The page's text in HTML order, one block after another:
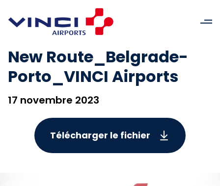
New Route_Belgrade-
Porto_VINCI Airports
17 novembre 2023
Télécharger le fichier